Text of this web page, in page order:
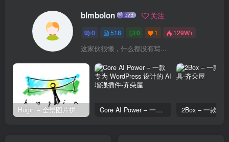
blmbolon 关注
0 518 0 1 129W+
这家伙很懒，什么都没有写...
Hugin – 全景图片拼接工具 Core AI Power – 一款专为 WordPress 设计的 AI 增强插件